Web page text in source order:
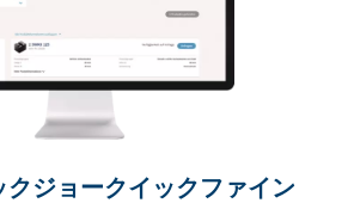
クジョークイックファイン